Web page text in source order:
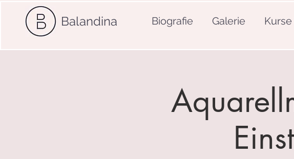
Balandina Biografie Galerie